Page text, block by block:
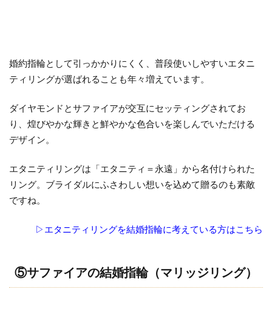
婚約指輪として引っかかりにくく、普段使いしやすいエタニ
ティリングが選ばれることも年々増えています。
ダイヤモンドとサファイアが交互にセッティングされてお
り、煌びやかな輝きと鮮やかな色合いを楽しんでいただける
デザイン。
エタニティリングは「エタニティ＝永遠」から名付けられた
リング。ブライダルにふさわしい想いを込めて贈るのも素敵
ですね。
▷エタニティリングを結婚指輪に考えている方はこちら
⑤サファイアの結婚指輪（マリッジリング）